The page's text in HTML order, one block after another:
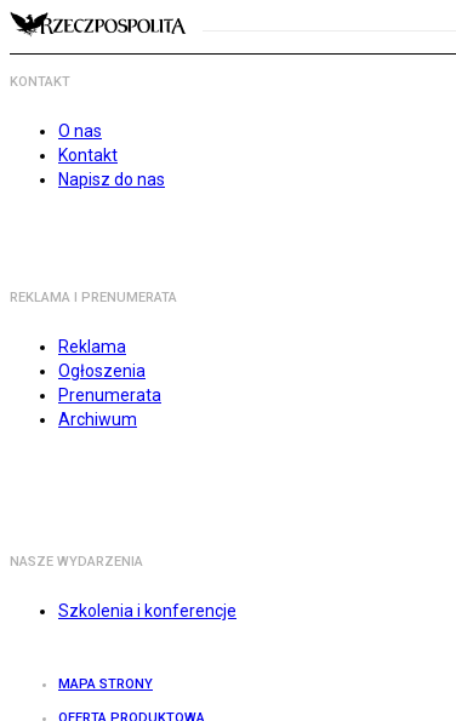
KONTAKT
O nas
Kontakt
Napisz do nas
REKLAMA I PRENUMERATA
Reklama
Ogłoszenia
Prenumerata
Archiwum
NASZE WYDARZENIA
Szkolenia i konferencje
MAPA STRONY